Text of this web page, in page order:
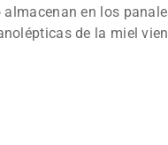
en los
de la miel